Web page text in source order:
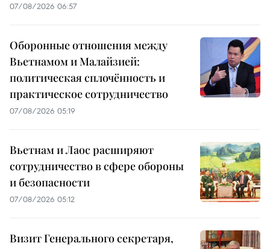
07/08/2026 06:57
Оборонные отношения между
Вьетнамом и Малайзией:
политическая сплочённость и
практическое сотрудничество
07/08/2026 05:19
Вьетнам и Лаос расширяют
сотрудничество в сфере обороны
и безопасности
07/08/2026 05:12
Визит Генерального секретаря,